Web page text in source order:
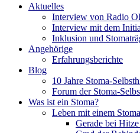
Aktuelles
Interview von Radio
Interview mit dem
Inklusion und
Angehörige
Erfahrungsberichte
Blog
10 Jahre Stoma-
Forum der Stoma-
Was ist ein Stoma?
Leben mit einem
Gerade bei